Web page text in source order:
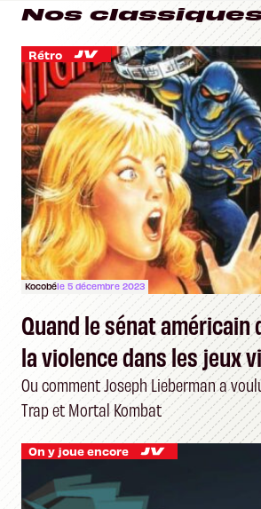
Nos
Rétro
Kocobéle 5 décembre 2023
Quand le sénat
la violence dans les jeux
Ou comment Joseph Lieberman a
Trap et Mortal Kombat
On y joue encore